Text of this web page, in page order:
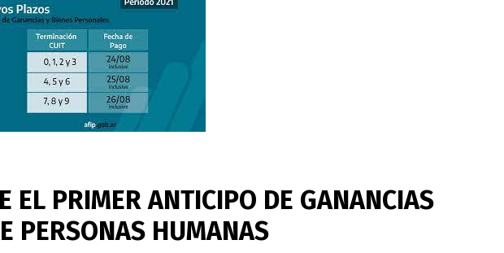
EL PRIMER ANTICIPO DE GANANCIAS
PERSONAS HUMANAS